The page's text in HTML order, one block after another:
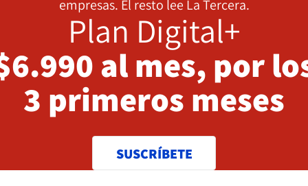
empresas. El resto lee La Tercera.
Plan Digital+
al mes, por
3 primeros meses
SUSCRÍBETE